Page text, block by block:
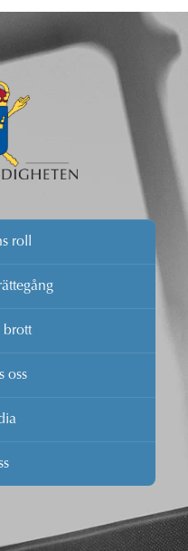
roll
brott
oss